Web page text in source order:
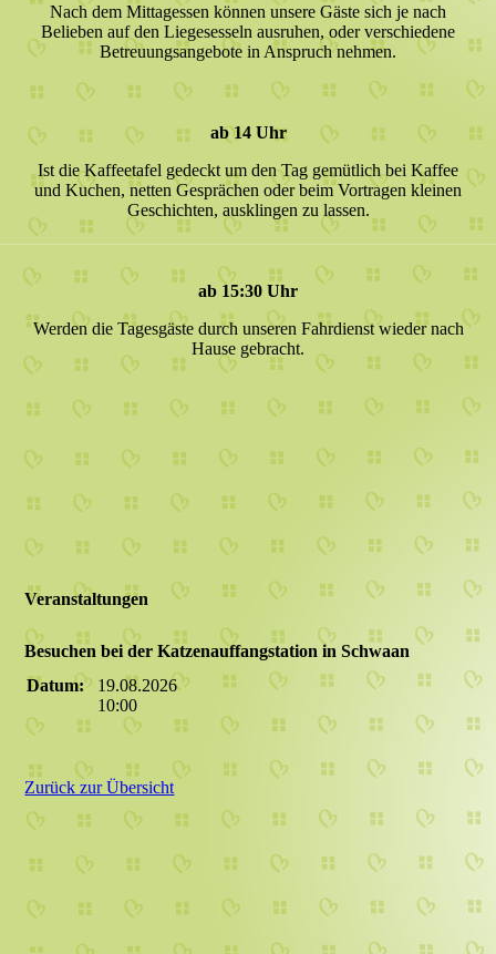
Nach dem Mittagessen können unsere Gäste sich je nach
Belieben auf den Liegesesseln ausruhen, oder verschiedene
Betreuungsangebote in Anspruch nehmen.
ab 14 Uhr
Ist die Kaffeetafel gedeckt um den Tag gemütlich bei Kaffee
und Kuchen, netten Gesprächen oder beim Vortragen kleinen
Geschichten, ausklingen zu lassen.
ab 15:30 Uhr
Werden die Tagesgäste durch unseren Fahrdienst wieder nach
Hause gebracht.
Veranstaltungen
Besuchen bei der Katzenauffangstation in Schwaan
Datum:
19.08.2026
10:00
Zurück zur Übersicht